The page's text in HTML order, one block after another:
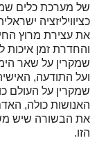
של מערכת כלים
כציוויליזציה
את עצירת מרוץ
והחדרת זמן איכות
שמקרין על שאר
ועל התודעה,
שמקרין על העולם
האנושות כולה,
את הבשורה שיש
הזו.